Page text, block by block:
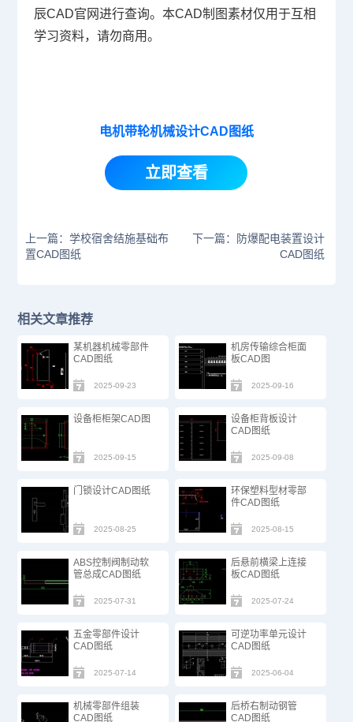
辰CAD官网进行查询。本CAD制图素材仅用于互相
学习资料，请勿商用。
电机带轮机械设计CAD图纸
立即查看
上一篇：学校宿舍结施基础布
置CAD图纸
下一篇：防爆配电装置设计
CAD图纸
相关文章推荐
某机器机械零部件
CAD图纸
2025-09-23
机房传输综合柜面
板CAD图
2025-09-16
设备柜柜架CAD图
2025-09-15
设备柜背板设计
CAD图纸
2025-09-08
门锁设计CAD图纸
2025-08-25
环保塑料型材零部
件CAD图纸
2025-08-15
ABS控制阀制动软
管总成CAD图纸
2025-07-31
后悬前横梁上连接
板CAD图纸
2025-07-24
五金零部件设计
CAD图纸
2025-07-14
可逆功率单元设计
CAD图纸
2025-06-04
机械零部件组装
CAD图纸
后桥右制动钢管
CAD图纸